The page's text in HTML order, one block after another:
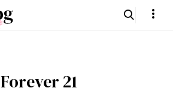
Forever 21